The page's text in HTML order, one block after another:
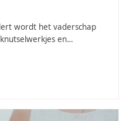
wordt het vaderschap
en